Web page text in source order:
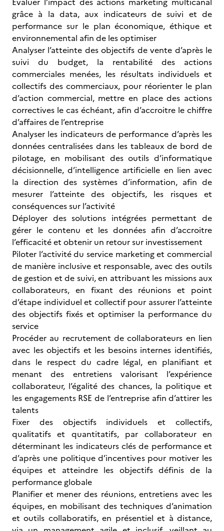
grâce à la data, aux indicateurs de suivi et de
performance sur le plan économique, éthique et
environnemental afin de les optimiser
Analyser l’atteinte des objectifs de vente d’après le
suivi du budget, la rentabilité des actions
commerciales menées, les résultats individuels et
collectifs des commerciaux, pour réorienter le plan
d’action commercial, mettre en place des actions
correctives le cas échéant, afin d’accroitre le chiffre
d’affaires de l’entreprise
Analyser les indicateurs de performance d’après les
données centralisées dans les tableaux de bord de
pilotage, en mobilisant des outils d’informatique
décisionnelle, d’intelligence artificielle en lien avec
la direction des systèmes d’information, afin de
mesurer l’atteinte des objectifs, les risques et
conséquences sur l’activité
Déployer des solutions intégrées permettant de
gérer le contenu et les données afin d’accroitre
l’efficacité et obtenir un retour sur investissement
Piloter l’activité du service marketing et commercial
de manière inclusive et responsable, avec des outils
de gestion et de suivi, en attribuant les missions aux
collaborateurs, en fixant des réunions et point
d’étape individuel et collectif pour assurer l’atteinte
des objectifs fixés et optimiser la performance du
service
Procéder au recrutement de collaborateurs en lien
avec les objectifs et les besoins internes identifiés,
dans le respect du cadre légal, en planifiant et
menant des entretiens valorisant l’expérience
collaborateur, l’égalité des chances, la politique et
les engagements RSE de l’entreprise afin d’attirer les
talents
Fixer des objectifs individuels et collectifs,
qualitatifs et quantitatifs, par collaborateur en
déterminant les indicateurs clés de performance et
d’après une politique d’incentives pour motiver les
équipes et atteindre les objectifs définis de la
performance globale
Planifier et mener des réunions, entretiens avec les
équipes, en mobilisant des techniques d’animation
et outils collaboratifs, en présentiel et à distance,